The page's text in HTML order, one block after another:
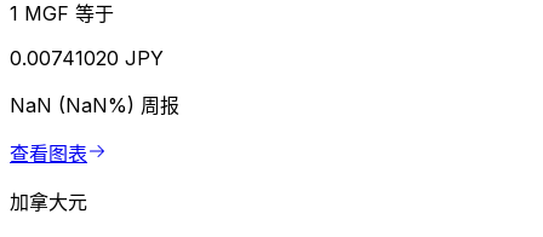
1 MGF 等于
0.00741020 JPY
NaN (NaN%) 周报
查看图表
加拿大元